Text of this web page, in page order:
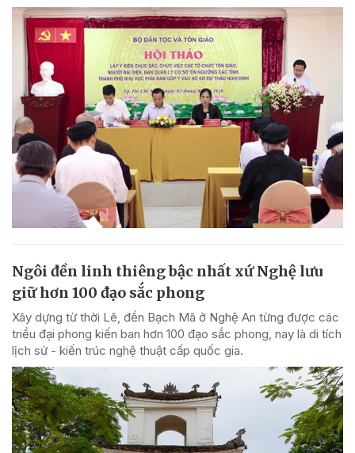
Ngôi đền linh thiêng bậc nhất xứ Nghệ lưu
giữ hơn 100 đạo sắc phong
Xây dựng từ thời Lê, đền Bạch Mã ở Nghệ An từng được các
triều đại phong kiến ban hơn 100 đạo sắc phong, nay là di tích
lịch sử - kiến trúc nghệ thuật cấp quốc gia.